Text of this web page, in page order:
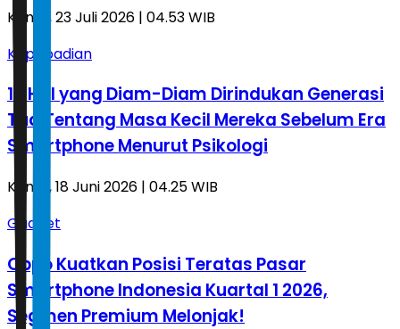
Kamis, 23 Juli 2026 | 04.53 WIB
Kepribadian
10 Hal yang Diam-Diam Dirindukan Generasi
Tua Tentang Masa Kecil Mereka Sebelum Era
Smartphone Menurut Psikologi
Kamis, 18 Juni 2026 | 04.25 WIB
Gadget
Oppo Kuatkan Posisi Teratas Pasar
Smartphone Indonesia Kuartal 1 2026,
Segmen Premium Melonjak!